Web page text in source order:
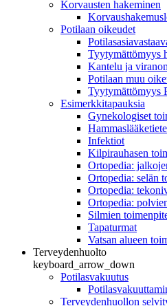
Korvausten hakeminen
Potilaan oikeudet
Tyytymättömyys
Kantelu ja
Potilaan muu
Tyytymättömyys
Esimerkkitapauksia
Gynekologiset
Infektiot
Kilpirauhasen
Ortopedia:
Ortopedia: selän
Ortopedia:
Ortopedia:
Silmien
Tapaturmat
Vatsan alueen
Terveydenhuolto
keyboard_arrow_down
Potilasvakuutus
Terveydenhuollon